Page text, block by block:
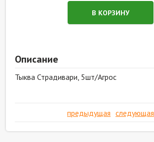
В КОРЗИНУ
Описание
Тыква Страдивари, 5шт/Агрос
предыдущая следующая